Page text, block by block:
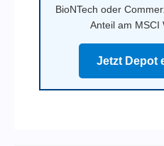
BioNTech oder
Anteil am MSCI
Jetzt Depot